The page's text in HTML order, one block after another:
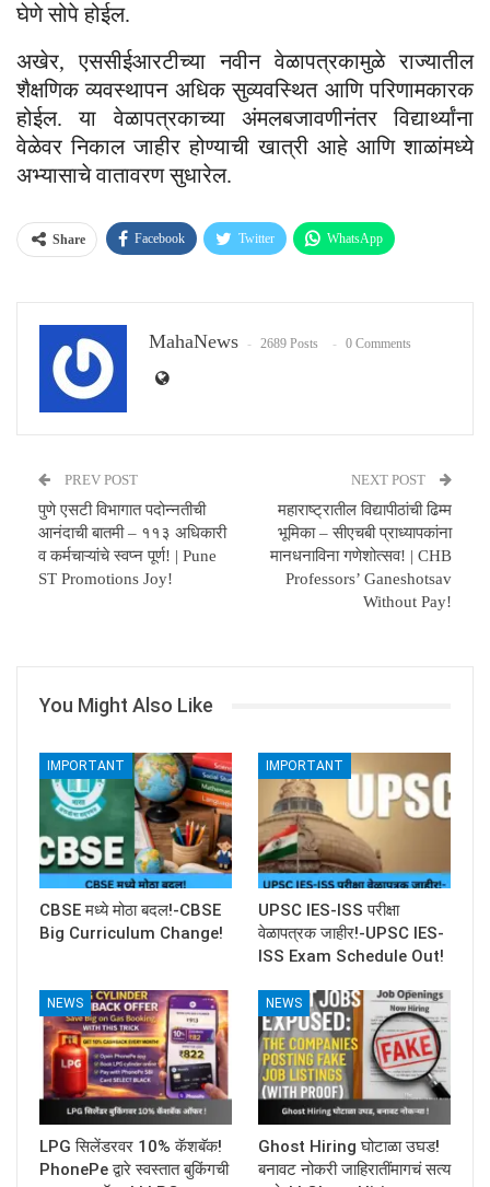
घेणे सोपे होईल.
अखेर, एससीईआरटीच्या नवीन वेळापत्रकामुळे राज्यातील
शैक्षणिक व्यवस्थापन अधिक सुव्यवस्थित आणि परिणामकारक
होईल. या वेळापत्रकाच्या अंमलबजावणीनंतर विद्यार्थ्यांना
वेळेवर निकाल जाहीर होण्याची खात्री आहे आणि शाळांमध्ये
अभ्यासाचे वातावरण सुधारेल.
Share Facebook Twitter WhatsApp
MahaNews 2689 Posts 0 Comments
PREV POST
पुणे एसटी विभागात पदोन्नतीची
आनंदाची बातमी – ११३ अधिकारी
व कर्मचाऱ्यांचे स्वप्न पूर्ण! | Pune
ST Promotions Joy!
NEXT POST
महाराष्ट्रातील विद्यापीठांची ढिम्म
भूमिका – सीएचबी प्राध्यापकांना
मानधनाविना गणेशोत्सव! | CHB
Professors’ Ganeshotsav
Without Pay!
You Might Also Like
IMPORTANT
CBSE मध्ये मोठा बदल!-CBSE
Big Curriculum Change!
IMPORTANT
UPSC IES-ISS परीक्षा
वेळापत्रक जाहीर!-UPSC IES-
ISS Exam Schedule Out!
NEWS
LPG सिलेंडरवर 10% कॅशबॅक!
PhonePe द्वारे स्वस्तात बुकिंगची
NEWS
Ghost Hiring घोटाळा उघड!
बनावट नोकरी जाहिरातींमागचं सत्य